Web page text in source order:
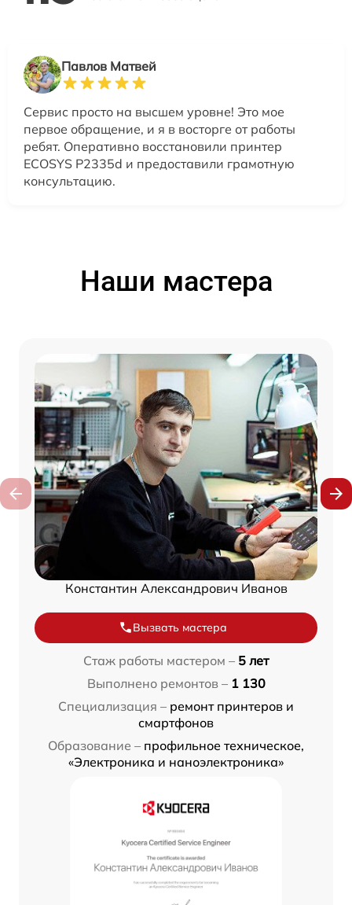
Павлов Матвей
Сервис просто на высшем уровне! Это мое
первое обращение, и я в восторге от работы
ребят. Оперативно восстановили принтер
ECOSYS P2335d и предоставили грамотную
консультацию.
Наши мастера
Константин Александрович Иванов
Вызвать мастера
Стаж работы мастером – 5 лет
Выполнено ремонтов – 1 130
Специализация – ремонт принтеров и
смартфонов
Образование – профильное техническое,
«Электроника и наноэлектроника»